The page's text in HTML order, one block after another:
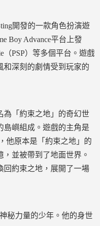
開發的一款角色扮演遊
Boy Advance平台上發
（PSP）等多個平台。遊戲
和深刻的劇情受到玩家的
為「約束之地」的奇幻世
島嶼組成。遊戲的主角是
他原本是「約束之地」的
並被帶到了地面世界。
回約束之地，展開了一場
秘力量的少年。他的身世